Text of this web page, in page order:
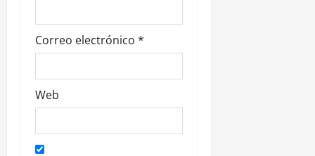
s
Correo electrónico *
Web